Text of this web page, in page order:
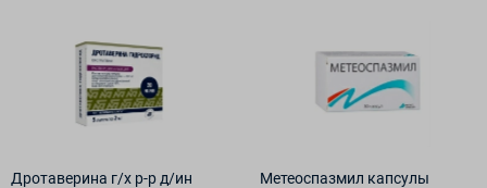
Дротаверина г/х р-р д/ин
Метеоспазмил капсулы